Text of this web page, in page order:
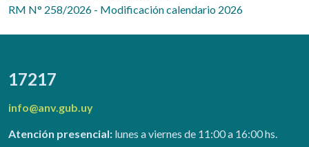
RM N° 258/2026 - Modificación calendario 2026
17217
info@anv.gub.uy
Atención presencial: lunes a viernes de 11:00 a 16:00 hs.